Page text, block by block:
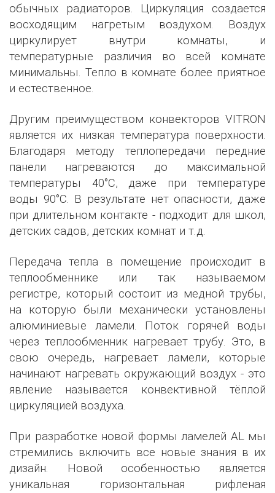
обычных радиаторов. Циркуляция создается
восходящим нагретым воздухом. Воздух
циркулирует внутри комнаты, и
температурные различия во всей комнате
минимальны. Тепло в комнате более приятное
и естественное.
Другим преимуществом конвекторов VITRON
является их низкая температура поверхности.
Благодаря методу теплопередачи передние
панели нагреваются до максимальной
температуры 40°C, даже при температуре
воды 90°C. В результате нет опасности, даже
при длительном контакте - подходит для школ,
детских садов, детских комнат и т.д.
Передача тепла в помещение происходит в
теплообменнике или так называемом
регистре, который состоит из медной трубы,
на которую были механически установлены
алюминиевые ламели. Поток горячей воды
через теплообменник нагревает трубу. Это, в
свою очередь, нагревает ламели, которые
начинают нагревать окружающий воздух - это
явление называется конвективной тёплой
циркуляцией воздуха.
При разработке новой формы ламелей AL мы
стремились включить все новые знания в их
дизайн. Новой особенностью является
уникальная горизонтальная рифленая